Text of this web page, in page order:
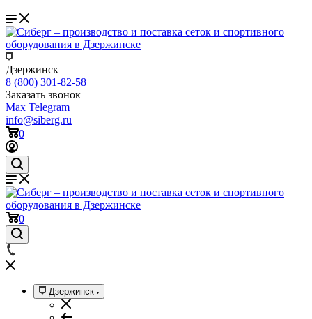
Дзержинск
8 (800) 301-82-58
Заказать звонок
Max Telegram
info@siberg.ru
0
0
Дзержинск